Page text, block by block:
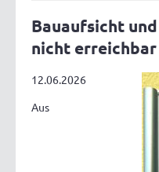
Bauaufsicht
nicht erreichbar
12.06.2026
Aus